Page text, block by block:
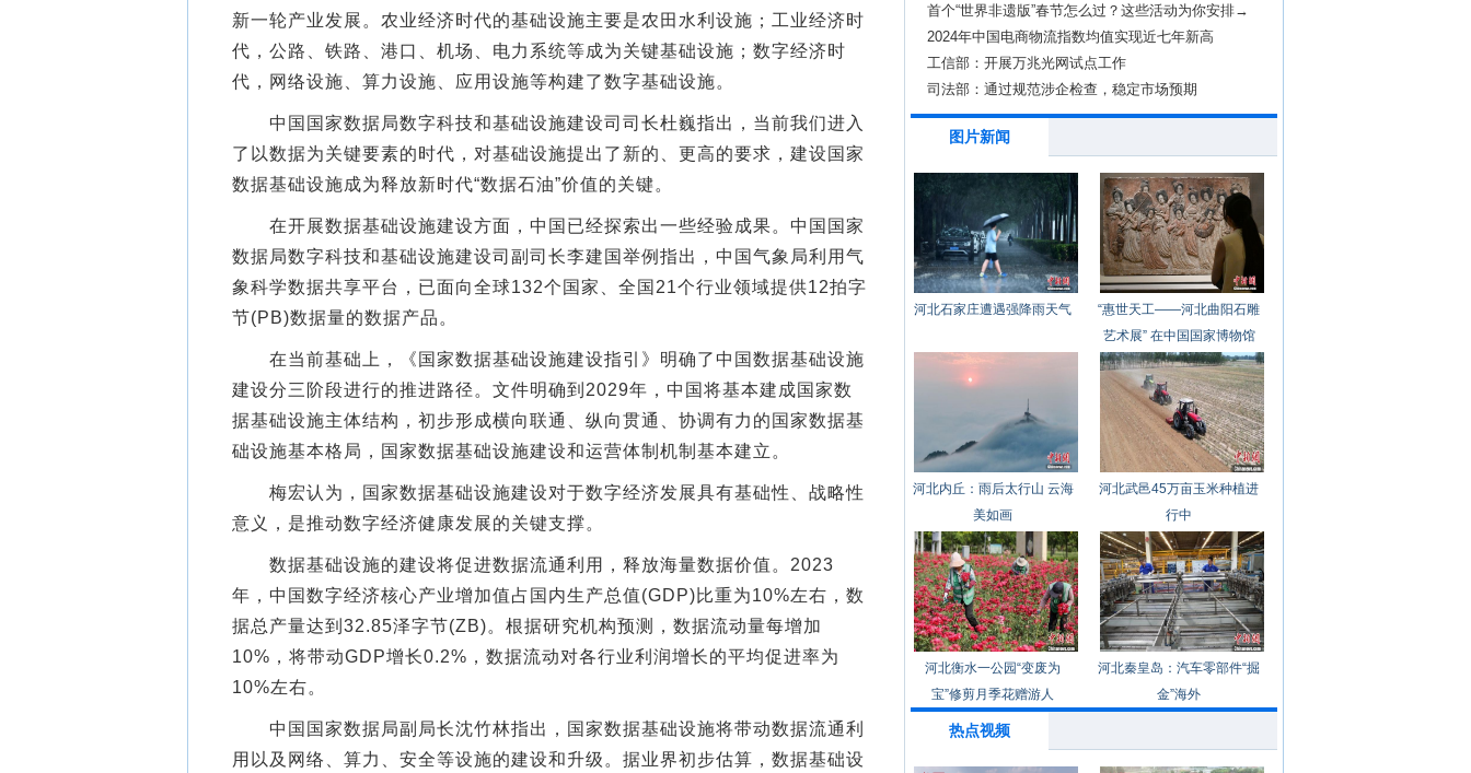
新一轮产业发展。农业经济时代的基础设施主要是农田水利设施；工业经济时
代，公路、铁路、港口、机场、电力系统等成为关键基础设施；数字经济时
代，网络设施、算力设施、应用设施等构建了数字基础设施。
中国国家数据局数字科技和基础设施建设司司长杜巍指出，当前我们进入
了以数据为关键要素的时代，对基础设施提出了新的、更高的要求，建设国家
数据基础设施成为释放新时代“数据石油”价值的关键。
在开展数据基础设施建设方面，中国已经探索出一些经验成果。中国国家
数据局数字科技和基础设施建设司副司长李建国举例指出，中国气象局利用气
象科学数据共享平台，已面向全球132个国家、全国21个行业领域提供12拍字
节(PB)数据量的数据产品。
在当前基础上，《国家数据基础设施建设指引》明确了中国数据基础设施
建设分三阶段进行的推进路径。文件明确到2029年，中国将基本建成国家数
据基础设施主体结构，初步形成横向联通、纵向贯通、协调有力的国家数据基
础设施基本格局，国家数据基础设施建设和运营体制机制基本建立。
梅宏认为，国家数据基础设施建设对于数字经济发展具有基础性、战略性
意义，是推动数字经济健康发展的关键支撑。
数据基础设施的建设将促进数据流通利用，释放海量数据价值。2023
年，中国数字经济核心产业增加值占国内生产总值(GDP)比重为10%左右，数
据总产量达到32.85泽字节(ZB)。根据研究机构预测，数据流动量每增加
10%，将带动GDP增长0.2%，数据流动对各行业利润增长的平均促进率为
10%左右。
中国国家数据局副局长沈竹林指出，国家数据基础设施将带动数据流通利
用以及网络、算力、安全等设施的建设和升级。据业界初步估算，数据基础设
首个“世界非遗版”春节怎么过？这些活动为你安排→
2024年中国电商物流指数均值实现近七年新高
工信部：开展万兆光网试点工作
司法部：通过规范涉企检查，稳定市场预期
图片新闻
河北石家庄遭遇强降雨天气
“惠世天工——河北曲阳石雕
艺术展” 在中国国家博物馆
开幕
河北内丘：雨后太行山 云海
美如画
河北武邑45万亩玉米种植进
行中
河北衡水一公园“变废为
宝”修剪月季花赠游人
河北秦皇岛：汽车零部件“掘
金”海外
热点视频